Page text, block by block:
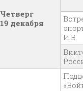
Четверг
19 декабря
И.В.